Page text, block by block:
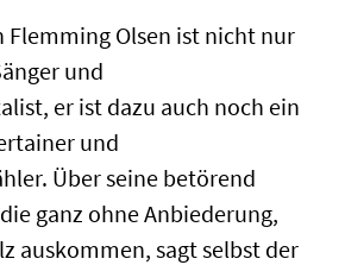
Flemming Olsen ist nicht nur
und
er ist dazu auch noch ein
und
Über seine betörend
ganz ohne Anbiederung,
auskommen, sagt selbst der